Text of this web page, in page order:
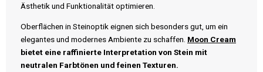
Ästhetik und Funktionalität optimieren.
Oberflächen in Steinoptik eignen sich besonders gut, um ein
elegantes und modernes Ambiente zu schaffen. Moon Cream
bietet eine raffinierte Interpretation von Stein mit
neutralen Farbtönen und feinen Texturen.